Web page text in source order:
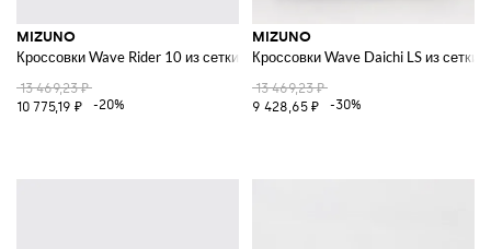
MIZUNO
Кроссовки Wave Rider 10 из сетки и резины
13 469,23 ₽
10 775,19 ₽
-20%
MIZUNO
Кроссовки Wave Daichi LS из сетки
13 469,23 ₽
9 428,65 ₽
-30%